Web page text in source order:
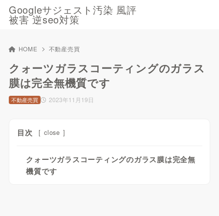
Googleサジェスト汚染 風評
被害 逆seo対策
HOME 不動産売買
クォーツガラスコーティングのガラス
膜は完全無機質です
2023年11月19日
不動産売買
目次 [ close ]
クォーツガラスコーティングのガラス膜は完全無
機質です